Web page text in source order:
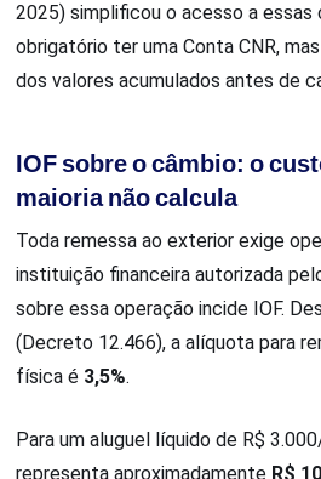
2025) simplificou o acesso a essas
obrigatório ter uma Conta CNR,
dos valores acumulados antes de
IOF sobre o câmbio: o
maioria não calcula
Toda remessa ao exterior exige
instituição financeira autorizada
sobre essa operação incide IOF.
(Decreto 12.466), a alíquota para
física é 3,5%.
Para um aluguel líquido de R$
representa aproximadamente R$